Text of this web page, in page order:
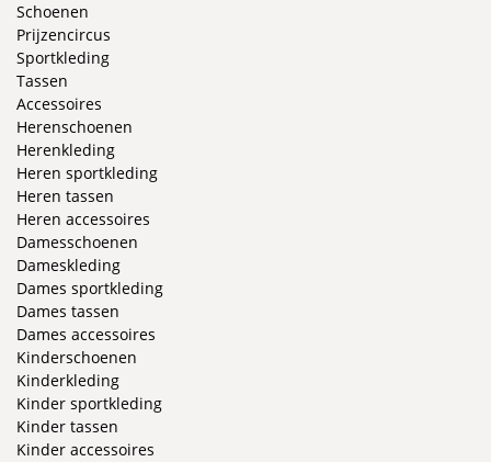
Schoenen
Prijzencircus
Sportkleding
Tassen
Accessoires
Herenschoenen
Herenkleding
Heren sportkleding
Heren tassen
Heren accessoires
Damesschoenen
Dameskleding
Dames sportkleding
Dames tassen
Dames accessoires
Kinderschoenen
Kinderkleding
Kinder sportkleding
Kinder tassen
Kinder accessoires